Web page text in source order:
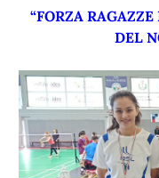
“FORZA
DEL